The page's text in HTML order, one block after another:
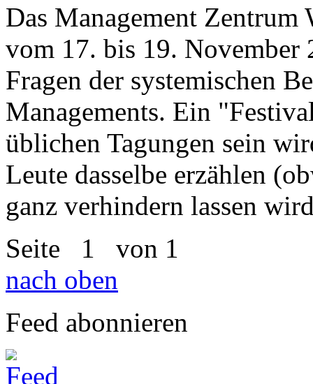
Das Management
vom 17. bis 19.
Fragen der systemischen
Managements. Ein
üblichen Tagungen sein
Leute dasselbe erzählen
ganz verhindern lassen
Seite 1 von 1
nach oben
Feed abonnieren